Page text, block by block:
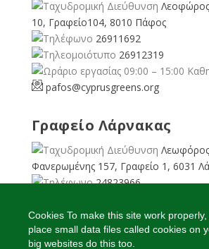
10, Γραφείο104, 8010 Πάφος
26911692
26912319
09:00 – 15:00
pafos@cyprusgreens.org
Γραφείο Λάρνακας
Λεωφόρος
Φανερωμένης 157, Γραφείο 1, 6031
24823966
08:00 – 16:00
larnaka@cyprusgreens. org
Cookies To make this site work
place small data files called cookies on
big websites do this too.